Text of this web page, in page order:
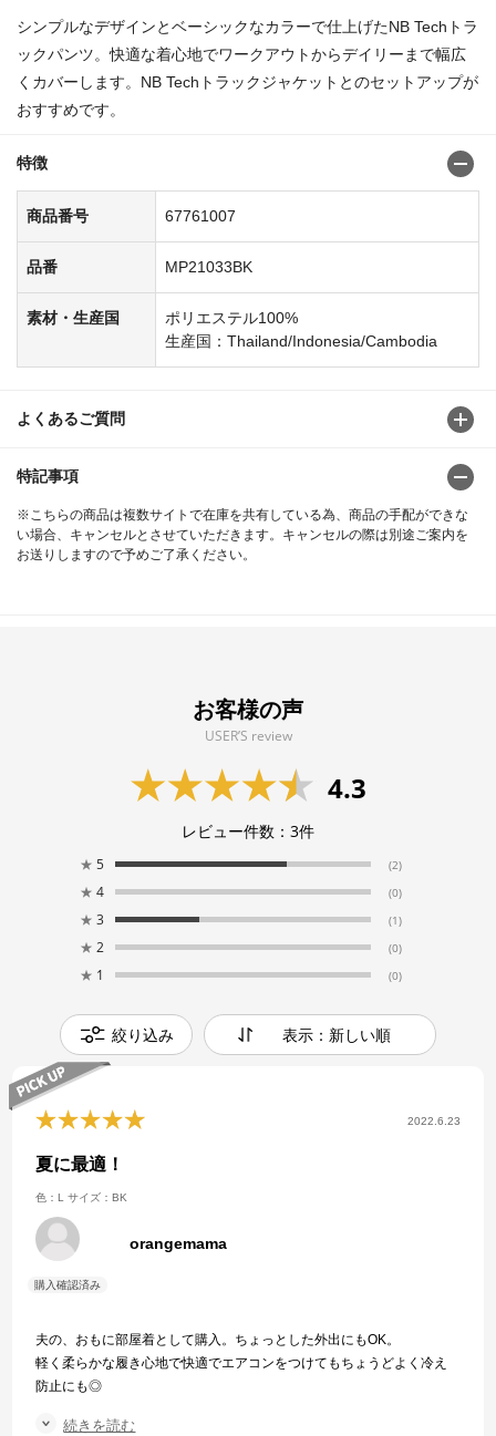
シンプルなデザインとベーシックなカラーで仕上げたNB Techトラ
ックパンツ。快適な着心地でワークアウトからデイリーまで幅広
くカバーします。NB Techトラックジャケットとのセットアップが
おすすめです。
特徴
商品番号 67761007
品番 MP21033BK
素材・生産国
ポリエステル100%
生産国：Thailand/Indonesia/Cambodia
よくあるご質問
特記事項
※こちらの商品は複数サイトで在庫を共有している為、商品の手配ができな
い場合、キャンセルとさせていただきます。キャンセルの際は別途ご案内を
お送りしますので予めご了承ください。
お客様の声
USER’S review
4.3
レビュー件数： 3件
★ 5 (2)
★ 4 (0)
★ 3 (1)
★ 2 (0)
★ 1 (0)
絞り込み 表示：新しい順
2022.6.23
夏に最適！
色：L サイズ：BK
orangemama
夫の、おもに部屋着として購入。ちょっとした外出にもOK。
軽く柔らかな履き心地で快適でエアコンをつけてもちょうどよく冷え
防止にも◎
続きを読む